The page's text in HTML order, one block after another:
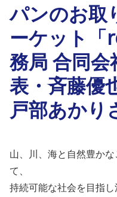
パンのお取
ーケット「
務局 合同
表・斉藤優
戸部あか
山、川、海と自然豊か
て、
持続可能な社会を目指